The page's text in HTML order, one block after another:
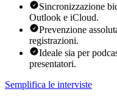
Sincronizzazione
Outlook e iCloud.
Prevenzione
registrazioni.
Ideale sia per
presentatori.
Semplifica le interviste